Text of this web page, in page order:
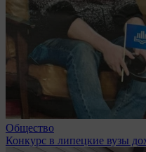
Общество
Конкурс в липецкие вузы